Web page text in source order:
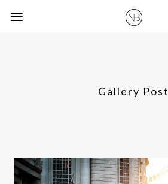
Gallery Post